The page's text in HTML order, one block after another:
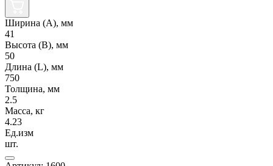
Ширина (А), мм
41
Высота (В), мм
50
Длина (L), мм
750
Толщина, мм
2.5
Масса, кг
4.23
Ед.изм
шт.